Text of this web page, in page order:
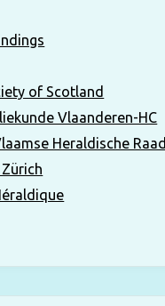
of Scotland
Vlaanderen-HC
Heraldische Raad